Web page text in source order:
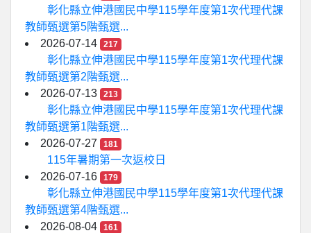
彰化縣立伸港國民中學115學年度第1次代理代課
教師甄選第5階甄選...
2026-07-14
217
彰化縣立伸港國民中學115學年度第1次代理代課
教師甄選第2階甄選...
2026-07-13
213
彰化縣立伸港國民中學115學年度第1次代理代課
教師甄選第1階甄選...
2026-07-27
181
115年暑期第一次返校日
2026-07-16
179
彰化縣立伸港國民中學115學年度第1次代理代課
教師甄選第4階甄選...
2026-08-04
161